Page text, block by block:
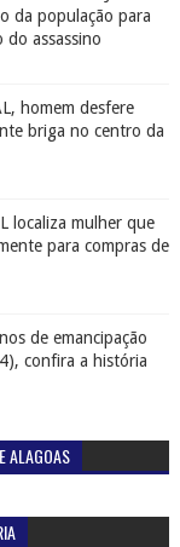
da população para
do assassino
homem desfere
briga no centro da
localiza mulher que
para compras de
de emancipação
confira a história
ALAGOAS